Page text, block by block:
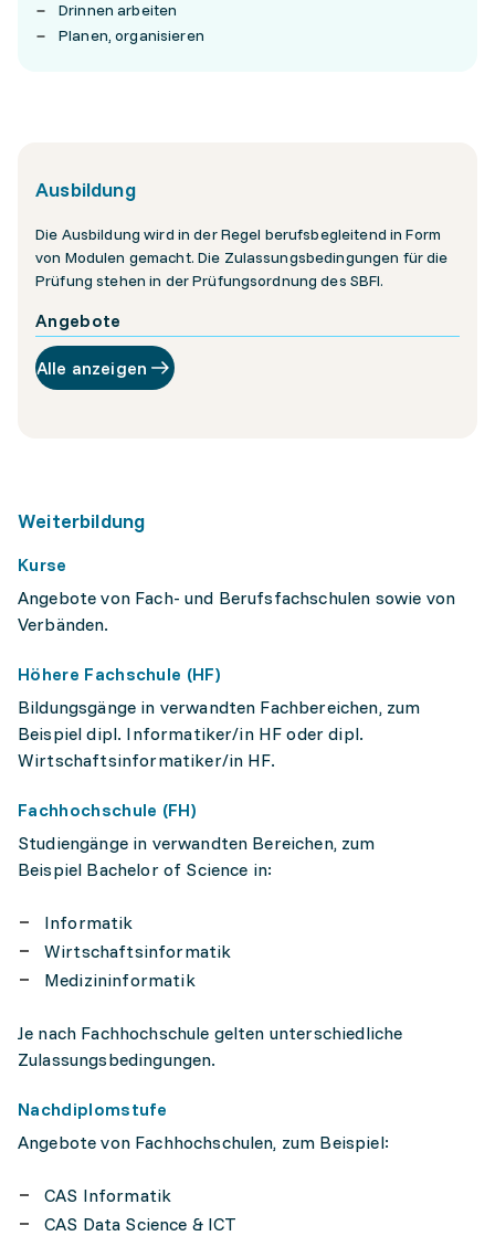
Drinnen arbeiten
Planen, organisieren
Ausbildung
Die Ausbildung wird in der Regel berufsbegleitend in Form
von Modulen gemacht. Die Zulassungsbedingungen für die
Prüfung stehen in der Prüfungsordnung des SBFI.
Angebote
Alle anzeigen
Weiterbildung
Kurse
Angebote von Fach- und Berufsfachschulen sowie von
Verbänden.
Höhere Fachschule (HF)
Bildungsgänge in verwandten Fachbereichen, zum
Beispiel dipl. Informatiker/in HF oder dipl.
Wirtschaftsinformatiker/in HF.
Fachhochschule (FH)
Studiengänge in verwandten Bereichen, zum
Beispiel Bachelor of Science in:
Informatik
Wirtschaftsinformatik
Medizininformatik
Je nach Fachhochschule gelten unterschiedliche
Zulassungsbedingungen.
Nachdiplomstufe
Angebote von Fachhochschulen, zum Beispiel:
CAS Informatik
CAS Data Science & ICT